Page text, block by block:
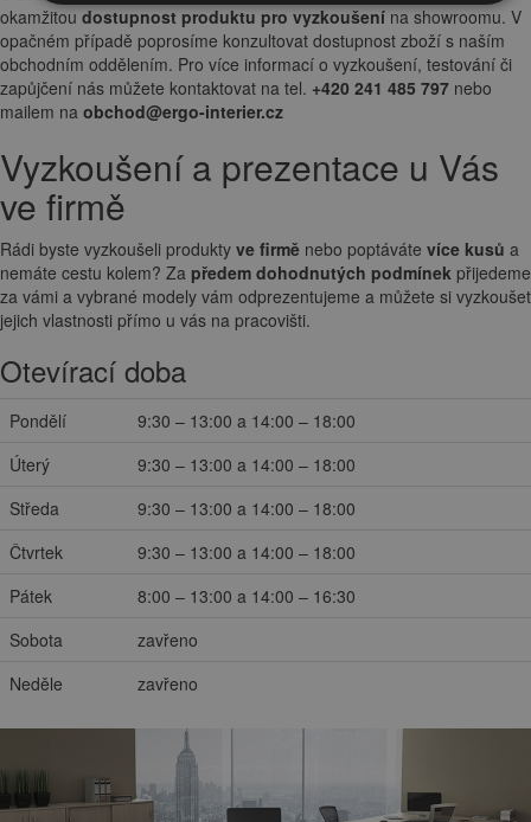
okamžitou dostupnost produktu pro vyzkoušení na showroomu. V
opačném případě poprosíme konzultovat dostupnost zboží s naším
obchodním oddělením. Pro více informací o vyzkoušení, testování či
zapůjčení nás můžete kontaktovat na tel. +420 241 485 797 nebo
mailem na obchod@ergo-interier.cz
Vyzkoušení a prezentace u Vás
ve firmě
Rádi byste vyzkoušeli produkty ve firmě nebo poptáváte více kusů a
nemáte cestu kolem? Za předem dohodnutých podmínek přijedeme
za vámi a vybrané modely vám odprezentujeme a můžete si vyzkoušet
jejich vlastnosti přímo u vás na pracovišti.
Otevírací doba
Pondělí
9:30 – 13:00 a 14:00 – 18:00
Úterý
9:30 – 13:00 a 14:00 – 18:00
Středa
9:30 – 13:00 a 14:00 – 18:00
Čtvrtek
9:30 – 13:00 a 14:00 – 18:00
Pátek
8:00 – 13:00 a 14:00 – 16:30
Sobota
zavřeno
Neděle
zavřeno